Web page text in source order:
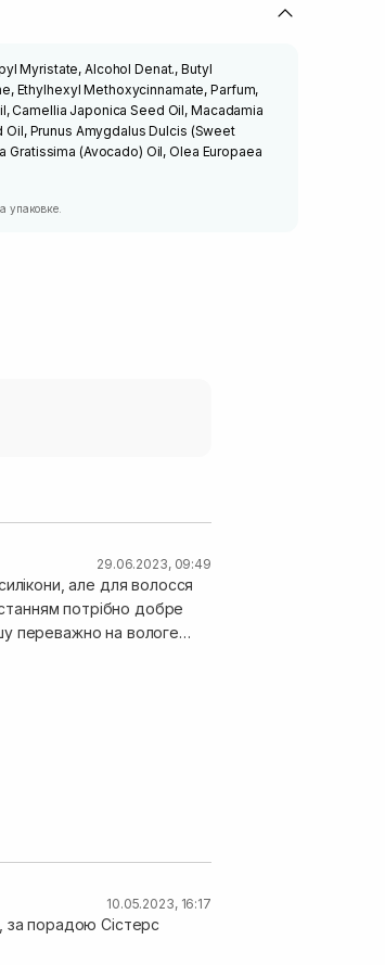
Myristate, Alcohol Denat., Butyl
Ethylhexyl Methoxycinnamate, Parfum,
Camellia Japonica Seed Oil, Macadamia
Prunus Amygdalus Dulcis (Sweet
Gratissima (Avocado) Oil, Olea Europaea
упаковке.
29.06.2023, 09:49
але для волосся
потрібно добре
переважно на вологе
10.05.2023, 16:17
порадою Сістерс